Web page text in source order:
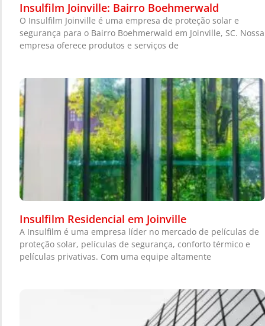
Insulfilm Joinville: Bairro Boehmerwald
O Insulfilm Joinville é uma empresa de proteção solar e
segurança para o Bairro Boehmerwald em Joinville, SC. Nossa
empresa oferece produtos e serviços de
Insulfilm Residencial em Joinville
A Insulfilm é uma empresa líder no mercado de películas de
proteção solar, películas de segurança, conforto térmico e
películas privativas. Com uma equipe altamente